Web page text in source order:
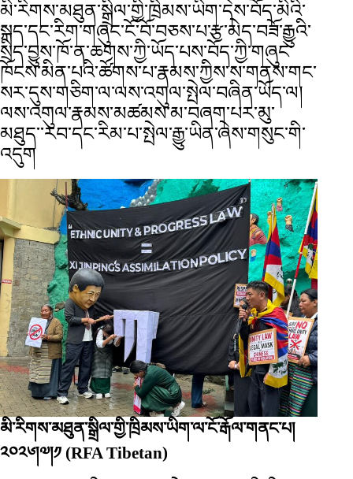
མི་རིགས་མཐུན་སྒྲིལ་གྱི་ཁྲིམས་ཡིག་དེས་བོད་མིའི་
སྐད་དང་རིག་གཞུང་ངོ་བོ་བཅས་པ་རྩ་མེད་བཟོ་རྒྱུའི་
སྲིད་བྱུས་ཁོ་ན་ཆགས་ཀྱི་ཡོད་པས་བོད་ཀྱི་གཞུང་
ཁོངས་མིན་པའི་ཚོགས་པ་རྣམས་ཀྱིས་ས་གནས་གང་
སར་དུས་གཅིག་ལ་ལས་འགུལ་སྤེལ་བཞིན་ཡོད་ལ།
ལས་འགུལ་རྣམས་མཚམས་མ་བཞག་པར་མུ་
མཐུད་་རབ་དང་རིམ་པ་སྤེལ་རྒྱུ་ཡིན་ཞེས་གསུང་གི་
འདུག
མི་རིགས་མཐུན་སྒྲིལ་གྱི་ཁྲིམས་ཡིག་ལ་ངོ་རྒོལ་གནང་པ།
༢༠༢༦།༧།༡ (RFA Tibetan)